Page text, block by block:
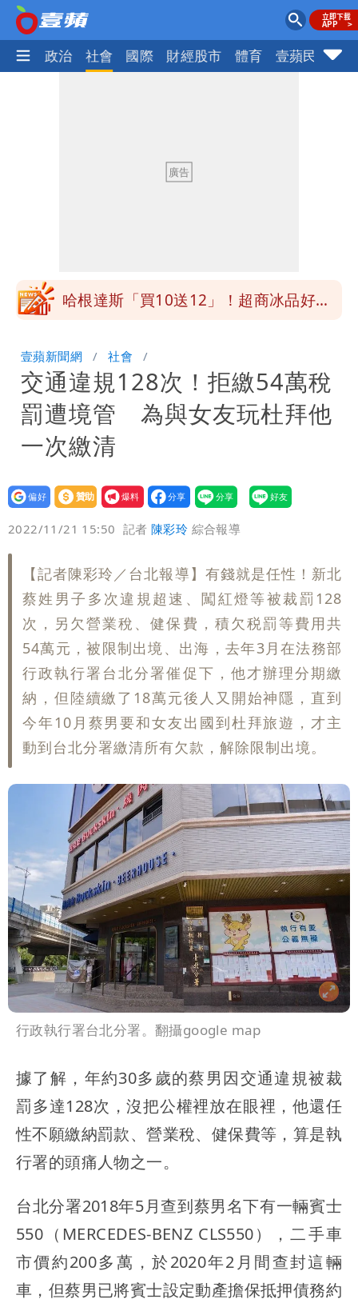
生活 政治 社會 國際 財經股市 體育 壹蘋民調
疑「破百間日租套房」遭罰25萬 業者
安說了
哈根達斯「買10送12」！超商冰品好康
入！杰威爾發聲明怒斥
比政府還有愛！台灣暖捐熊本「1物資」
日人讚爆：乾脆給台灣統治
這次真的不一樣？南亞科砸3466億拚先
進製程 挑戰擴產魔咒
連戰二媳罕見發火！砲轟財政部「不負責
任」
獨家｜蕭敬騰「渡邉」日料店慘遇惡房
東！漲租→續約前翻臉→存證信逼遷
Summer火大（壹蘋10點強打）
苦茶癌油｜威加2老闆交保！採購、中間
商羈押禁見
廉航新規「頭頂置物櫃收費」 網崩潰：
上廁所多少？
白海豚路徑變了！專家：離台又更近 暴
風圈逼近岸處
3資深房仲遭聲押禁見！士院裁定全交保
＋限居
UNIQLO涼感衣不涼？店員揭「洗標編
號」藏玄機
國家隊戰績！投資報酬率飆81％ 台積
電一檔狂賺76億
賴清德「總統級嘲諷」嗆爆盧秀燕！8年
總帳一次掀翻
70歲姜厚任攜小2輪女友現身！交往原因
超Man
駐英台北代表處徵助理 薪資99K！工作
內容讓人看傻
白海豚明恐海警！全台大雨3天「這區下
到紫爆」
疑「破百間日租套房」遭罰25萬 業者
說話了
壹蘋新聞網 社會
交通違規128次！拒繳54萬稅
罰遭境管 為與女友玩杜拜他
一次繳清
設為
贊助
我要
爆料
2022/11/21 15:50 記者陳彩玲 綜合報導
【記者陳彩玲／台北報導】有錢就是任性！新北
蔡姓男子多次違規超速、闖紅燈等被裁罰128
次，另欠營業稅、健保費，積欠税罰等費用共
54萬元，被限制出境、出海，去年3月在法務部
行政執行署台北分署催促下，他才辦理分期繳
納，但陸續繳了18萬元後人又開始神隱，直到
今年10月蔡男要和女友出國到杜拜旅遊，才主
動到台北分署繳清所有欠款，解除限制出境。
行政執行署台北分署。翻攝google map
據了解，年約30多歲的蔡男因交通違規被裁
罰多達128次，沒把公權裡放在眼裡，他還任
性不願繳納罰款、營業稅、健保費等，算是執
行署的頭痛人物之一。
台北分署2018年5月查到蔡男名下有一輛賓士
550（MERCEDES-BENZ CLS550），二手車
市價約200多萬，於2020年2月間查封這輛
車，但蔡男已將賓士設定動產擔保抵押債務約